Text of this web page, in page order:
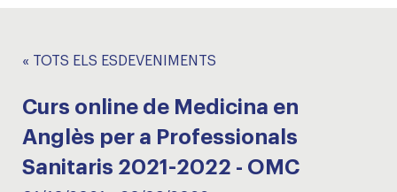
« TOTS ELS ESDEVENIMENTS
Curs online de Medicina en
Anglès per a Professionals
Sanitaris 2021-2022 - OMC